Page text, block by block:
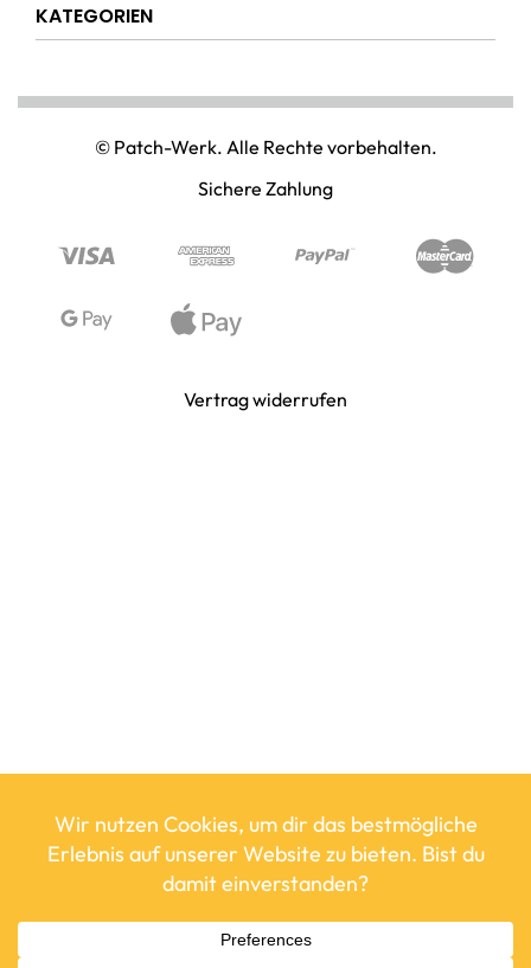
Widerrufsrecht
Versandkostenpauschale
Mein Konto
KATEGORIEN
PAINTBALL & AIRSOFT
PUNISHER & SKULLS
WIKINGER & MITTELALTERWELTEN
© Patch-Werk. Alle Rechte vorbehalten.
Sichere Zahlung
Vertrag widerrufen